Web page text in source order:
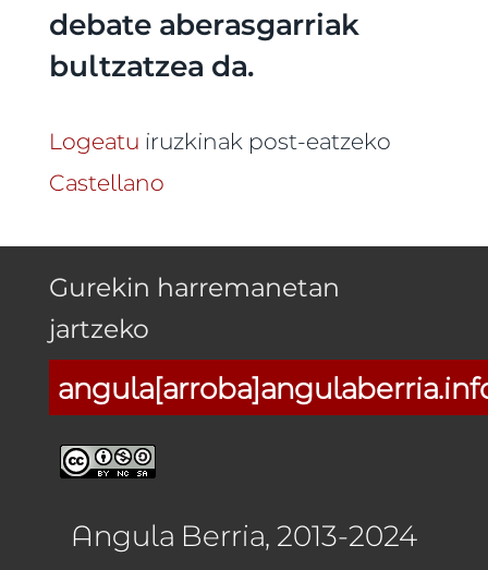
debate aberasgarriak
bultzatzea da.
Logeatu iruzkinak post-eatzeko
Castellano
Gurekin harremanetan
jartzeko
Angula Berria, 2013-2024